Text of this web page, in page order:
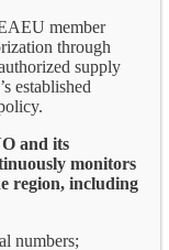
member
through
supply
established
and its
monitors
region, including
numbers;